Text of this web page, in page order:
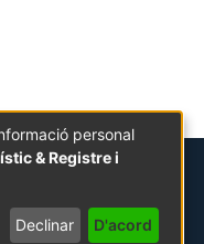
personal
& Registre i
Declinar D'acord